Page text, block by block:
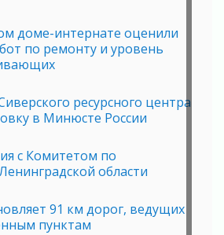
доме-интернате оценили
по ремонту и уровень
ресурсного центра
в Минюсте России
с Комитетом по
области
91 км дорог, ведущих
пунктам